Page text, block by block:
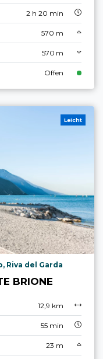
2 h 20 min
570 m
570 m
Offen
Leicht
Riva del Garda
BRIONE
12,9 km
55 min
23 m